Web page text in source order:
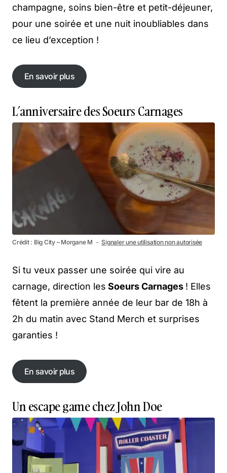
champagne, soins bien-être et petit-déjeuner,
pour une soirée et une nuit inoubliables dans
ce lieu d’exception !
En savoir plus
En savoir plus
L’anniversaire des Soeurs Carnages
Crédit : Big City – Morgane M －Signaler une utilisation non autorisée
Si tu veux passer une soirée qui vire au
carnage, direction les Soeurs Carnages ! Elles
fêtent la première année de leur bar de 18h à
2h du matin avec Stand Merch et surprises
garanties !
En savoir plus
En savoir plus
Un escape game chez John Doe